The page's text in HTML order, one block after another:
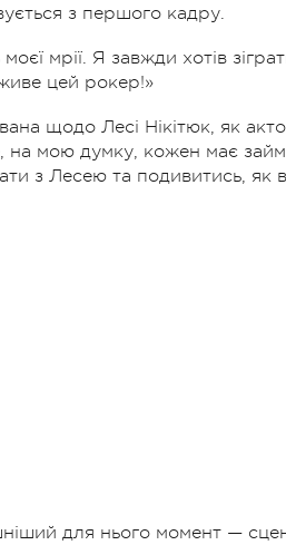
з першого кадру.
мрії. Я завжди хотів
цей рокер!»
щодо Лесі Нікітюк, як
на мою думку, кожен має
з Лесею та подивитись, як
для нього момент —